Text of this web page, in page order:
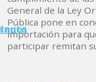
Nuestra Huella
Transparencia
General de la Ley
Pública pone en
importación para
participar remitan